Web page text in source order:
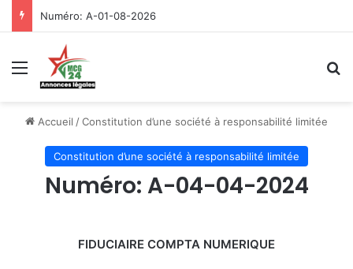
Numéro: A-01-08-2026
Menu
Accueil /Constitution d’une société à responsabilité limitée
Constitution d’une société à responsabilité limitée
Numéro: A-04-04-2024
FIDUCIAIRE COMPTA NUMERIQUE